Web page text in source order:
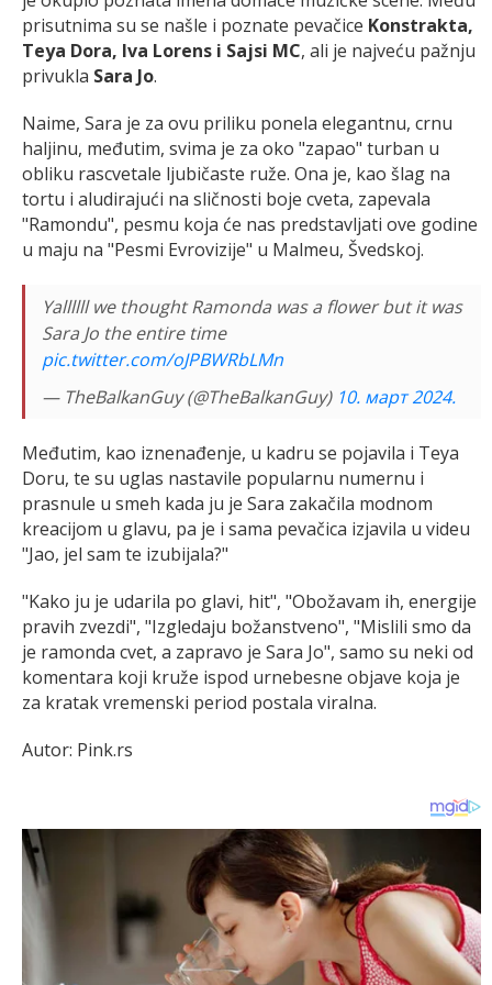
prisutnima su se našle i poznate pevačice Konstrakta,
Teya Dora, Iva Lorens i Sajsi MC, ali je najveću pažnju
privukla Sara Jo.
Naime, Sara je za ovu priliku ponela elegantnu, crnu
haljinu, međutim, svima je za oko "zapao" turban u
obliku rascvetale ljubičaste ruže. Ona je, kao šlag na
tortu i aludirajući na sličnosti boje cveta, zapevala
"Ramondu", pesmu koja će nas predstavljati ove godine
u maju na "Pesmi Evrovizije" u Malmeu, Švedskoj.
Yallllll we thought Ramonda was a flower but it was
Sara Jo the entire time
pic.twitter.com/oJPBWRbLMn
— TheBalkanGuy (@TheBalkanGuy) 10. март 2024.
Međutim, kao iznenađenje, u kadru se pojavila i Teya
Doru, te su uglas nastavile popularnu numernu i
prasnule u smeh kada ju je Sara zakačila modnom
kreacijom u glavu, pa je i sama pevačica izjavila u videu
"Jao, jel sam te izubijala?"
"Kako ju je udarila po glavi, hit", "Obožavam ih, energije
pravih zvezdi", "Izgledaju božanstveno", "Mislili smo da
je ramonda cvet, a zapravo je Sara Jo", samo su neki od
komentara koji kruže ispod urnebesne objave koja je
za kratak vremenski period postala viralna.
Autor: Pink.rs